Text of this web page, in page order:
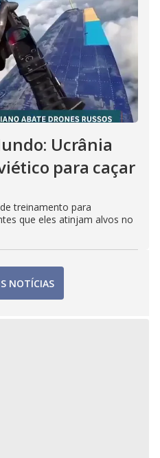
Ucrânia
para caçar
treinamento para
que eles atinjam alvos no
NOTÍCIAS